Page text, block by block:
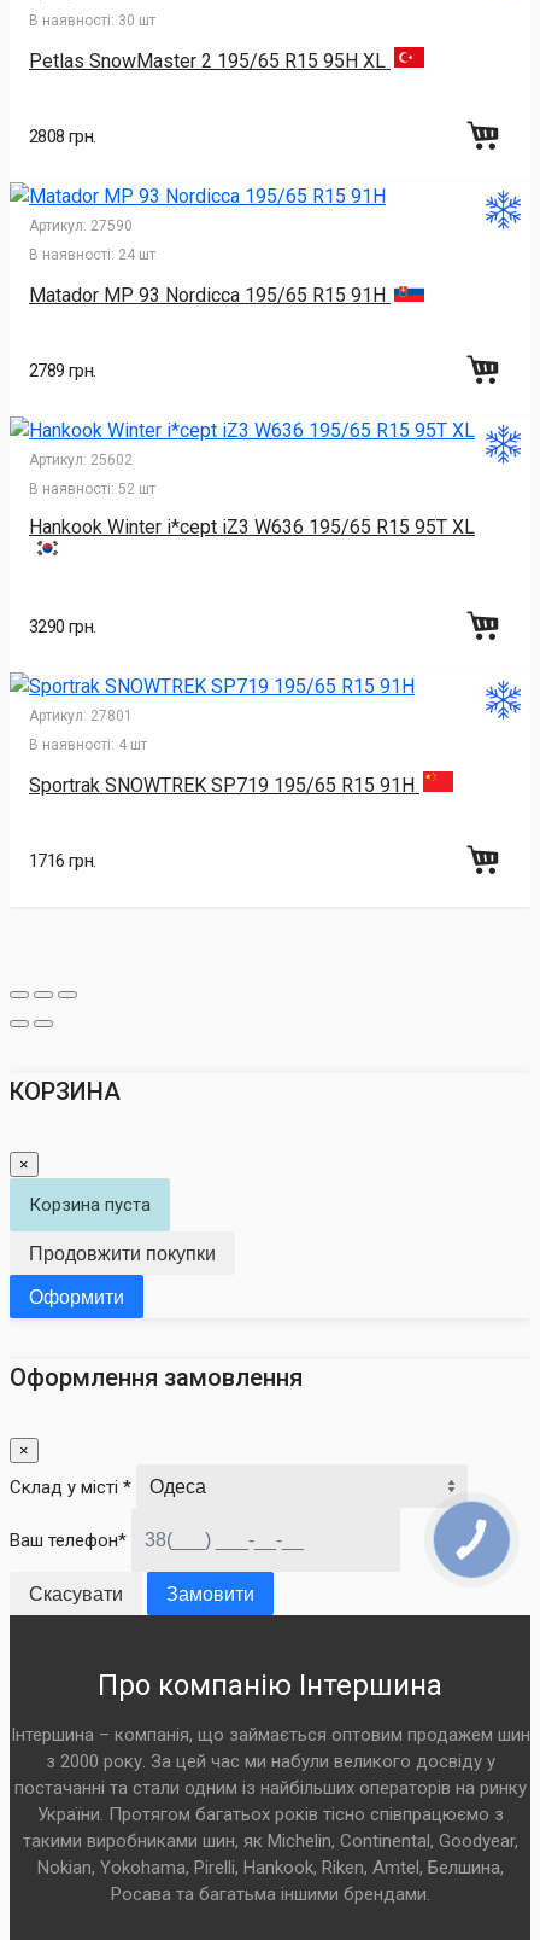
В наявності: 30 шт
Petlas SnowMaster 2 195/65 R15 95H XL
2808 грн.
Артикул: 27590
В наявності: 24 шт
Matador MP 93 Nordicca 195/65 R15 91H
2789 грн.
Артикул: 25602
В наявності: 52 шт
Hankook Winter i*cept iZ3 W636 195/65 R15 95T XL
3290 грн.
Артикул: 27801
В наявності: 4 шт
Sportrak SNOWTREK SP719 195/65 R15 91H
1716 грн.
КОРЗИНА
×
Корзина пуста
Продовжити покупки
Оформити
Оформлення замовлення
×
Склад у місті *
Ваш телефон*
Скасувати Замовити
Про компанію Інтершина
Інтершина – компанія, що займається оптовим продажем шин
з 2000 року. За цей час ми набули великого досвіду у
постачанні та стали одним із найбільших операторів на ринку
України. Протягом багатьох років тісно співпрацюємо з
такими виробниками шин, як Michelin, Continental, Goodyear,
Nokian, Yokohama, Pirelli, Hankook, Riken, Amtel, Белшина,
Росава та багатьма іншими брендами.